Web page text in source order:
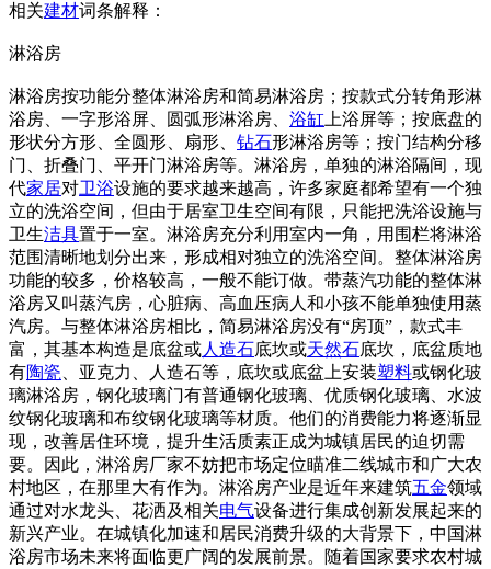
相关建材词条解释：
淋浴房
淋浴房按功能分整体淋浴房和简易淋浴房；按款式分转角形淋
浴房、一字形浴屏、圆弧形淋浴房、 浴缸 上浴屏等；按底盘的
形状分方形、全圆形、扇形、 钻石形淋浴房等；按门结构分移
门、折叠门、平开门淋浴房等。淋浴房，单独的淋浴隔间，现
代家居对卫浴设施的要求越来越高，许多家庭都希望有一个独
立的洗浴空间，但由于居室卫生空间有限，只能把洗浴设施与
卫生洁具置于一室。淋浴房充分利用室内一角，用围栏将淋浴
范围清晰地划分出来，形成相对独立的洗浴空间。整体淋浴房
功能的较多，价格较高，一般不能订做。带蒸汽功能的整体淋
浴房又叫蒸汽房，心脏病、高血压病人和小孩不能单独使用蒸
汽房。与整体淋浴房相比，简易淋浴房没有“房顶”，款式丰
富，其基本构造是底盆或人造石底坎或天然石底坎，底盆质地
有陶瓷 、亚克力、人造石等，底坎或底盆上安装塑料或钢化玻
璃淋浴房，钢化玻璃门有普通钢化玻璃、优质钢化玻璃、水波
纹钢化玻璃和布纹钢化玻璃等材质。他们的消费能力将逐渐显
现，改善居住环境，提升生活质素正成为城镇居民的迫切需
要。因此，淋浴房厂家不妨把市场定位瞄准二线城市和广大农
村地区，在那里大有作为。淋浴房产业是近年来建筑五金领域
通过对水龙头、花洒及相关电气设备进行集成创新发展起来的
新兴产业。在城镇化加速和居民消费升级的大背景下，中国淋
浴房市场未来将面临更广阔的发展前景。随着国家要求农村城